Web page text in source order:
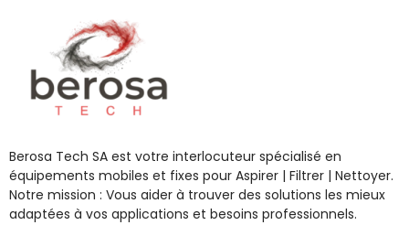
Berosa Tech SA est votre interlocuteur spécialisé en
équipements mobiles et fixes pour Aspirer | Filtrer | Nettoyer.
Notre mission : Vous aider à trouver des solutions les mieux
adaptées à vos applications et besoins professionnels.